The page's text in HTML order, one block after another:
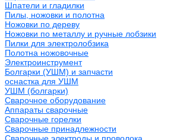
Шпатели и гладилки
Пилы, ножовки и полотна
Ножовки по дереву
Ножовки по металлу и ручные лобзики
Пилки для электролобзика
Полотна ножовочные
Электроинструмент
Болгарки (УШМ) и запчасти
оснастка для УШМ
УШМ (болгарки)
Сварочное оборудование
Аппараты сварочные
Сварочные горелки
Сварочные принадлежности
Сварочные электроды и проволока